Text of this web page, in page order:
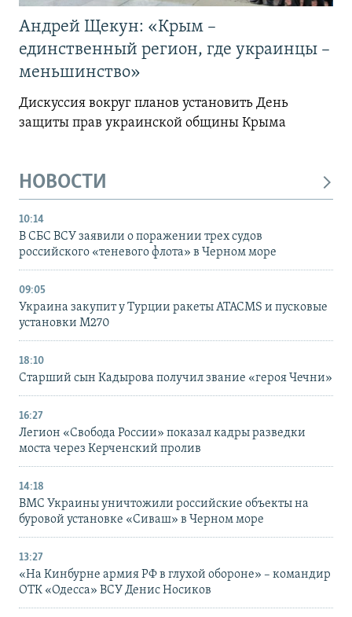
Андрей Щекун: «Крым –
единственный регион, где украинцы –
меньшинство»
Дискуссия вокруг планов установить День
защиты прав украинской общины Крыма
НОВОСТИ
10:14
В СБС ВСУ заявили о поражении трех судов
российского «теневого флота» в Черном море
09:05
Украина закупит у Турции ракеты ATACMS и пусковые
установки M270
18:10
Старший сын Кадырова получил звание «героя Чечни»
16:27
Легион «Свобода России» показал кадры разведки
моста через Керченский пролив
14:18
ВМС Украины уничтожили российские объекты на
буровой установке «Сиваш» в Черном море
13:27
«На Кинбурне армия РФ в глухой обороне» – командир
ОТК «Одесса» ВСУ Денис Носиков